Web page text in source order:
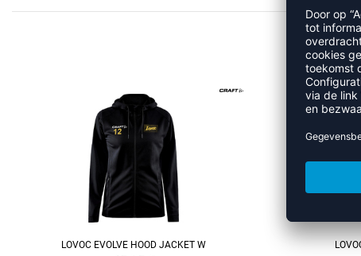
LOVOC EVOLVE HOOD JACKET W